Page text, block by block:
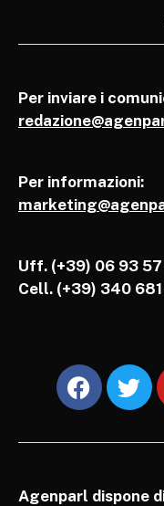
Per inviare i
Per informazioni:
Uff. (+39) 06 93
Cell. (+39) 340
Agenparl dispone